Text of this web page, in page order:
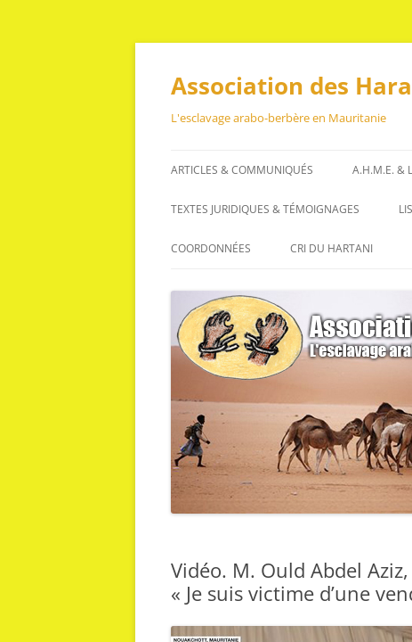
Aller
contenu
Association des
L'esclavage arabo-berbère en Mauritanie
ARTICLES & COMMUNIQUÉS
ARTICLES
COMMUNIQUÉS
A.H.M.E. &
TEXTES JURIDIQUES & TÉMOIGNAGES
TEXTES JURIDIQUES
COORDONNÉES CRI DU HARTANI
Vidéo. M. Ould Abdel
« Je suis victime d’une